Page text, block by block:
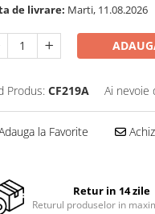
de livrare: Marti, 11.08.2026
Produs: CF219A Ai nevoie
la Favorite
Retur in 14 zile
Returul produselor in